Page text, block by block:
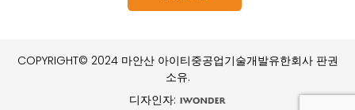
COPYRIGHT© 2024 마안산 아이티중공업기술개발유한회사 판권
소유.
디자인자: